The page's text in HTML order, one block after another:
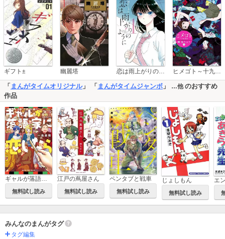
ギフト± 幽麗塔 恋は雨上がりのように ヒメゴト～十九歳の制服～
「 まんがタイムオリジナル」 「 まんがタイムジャンボ 」 …他のおすすめ
作品
ギャルが落語家に恋したら
無料試し読み
江戸の蔦屋さん
無料試し読み
ペンタブと戦車
無料試し読み
じょしもん
無料試し読み
みんなのまんがタグ
タグ編集